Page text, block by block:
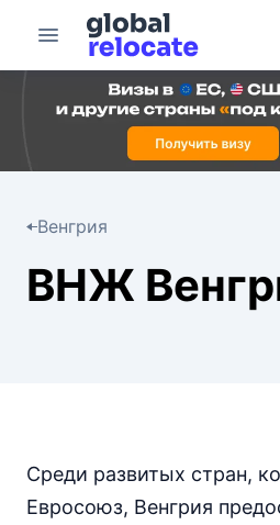
Венгрия
ВНЖ
Среди развитых стран,
Евросоюз, Венгрия